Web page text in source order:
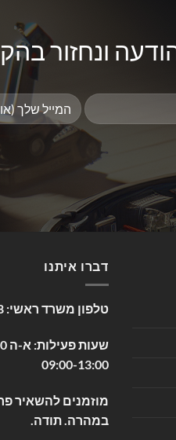
ונחזור
דברו איתנו
טלפון משרד ראשי:
09:00-13:00
מוזמנים להשאיר
במהרה. תודה.